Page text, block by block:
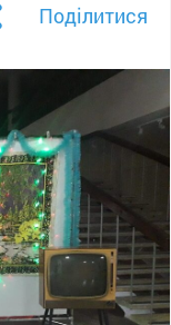
Поділитися